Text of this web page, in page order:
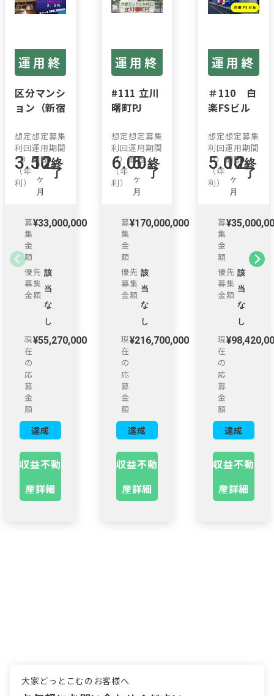
運用終
了
区分マンシ
ョン（新宿
#112
想定
利回
り
（年
利）
3.50%
想定
運用
期間
12
ヶ
月
募集
期間
終
了
募
集
金
額
¥33,000,000
優先
募集
金額
該
当
な
し
現
在
の
応
募
金
額
¥55,270,000
達成
率：
167%
収益不動
産詳細
運用終
了
#111 立川
曙町PJ
想定
利回
り
（年
利）
6.00 %
想定
運用
期間
5
ヶ
月
募集
期間
終
了
募
集
金
額
¥170,000,000
優先
募集
金額
該
当
な
し
現
在
の
応
募
金
額
¥216,700,000
達成
率：
127%
収益不動
産詳細
運用終
了
＃110 白
楽FSビル
想定
利回
り
（年
利）
5.00%
想定
運用
期間
12
ヶ
月
募集
期間
終
了
募
集
金
額
優先
募集
金額
該
当
な
し
現
在
の
応
募
金
額
¥
達成
率：
281%
収益不動
産詳細
大家どっとこむのお客様へ